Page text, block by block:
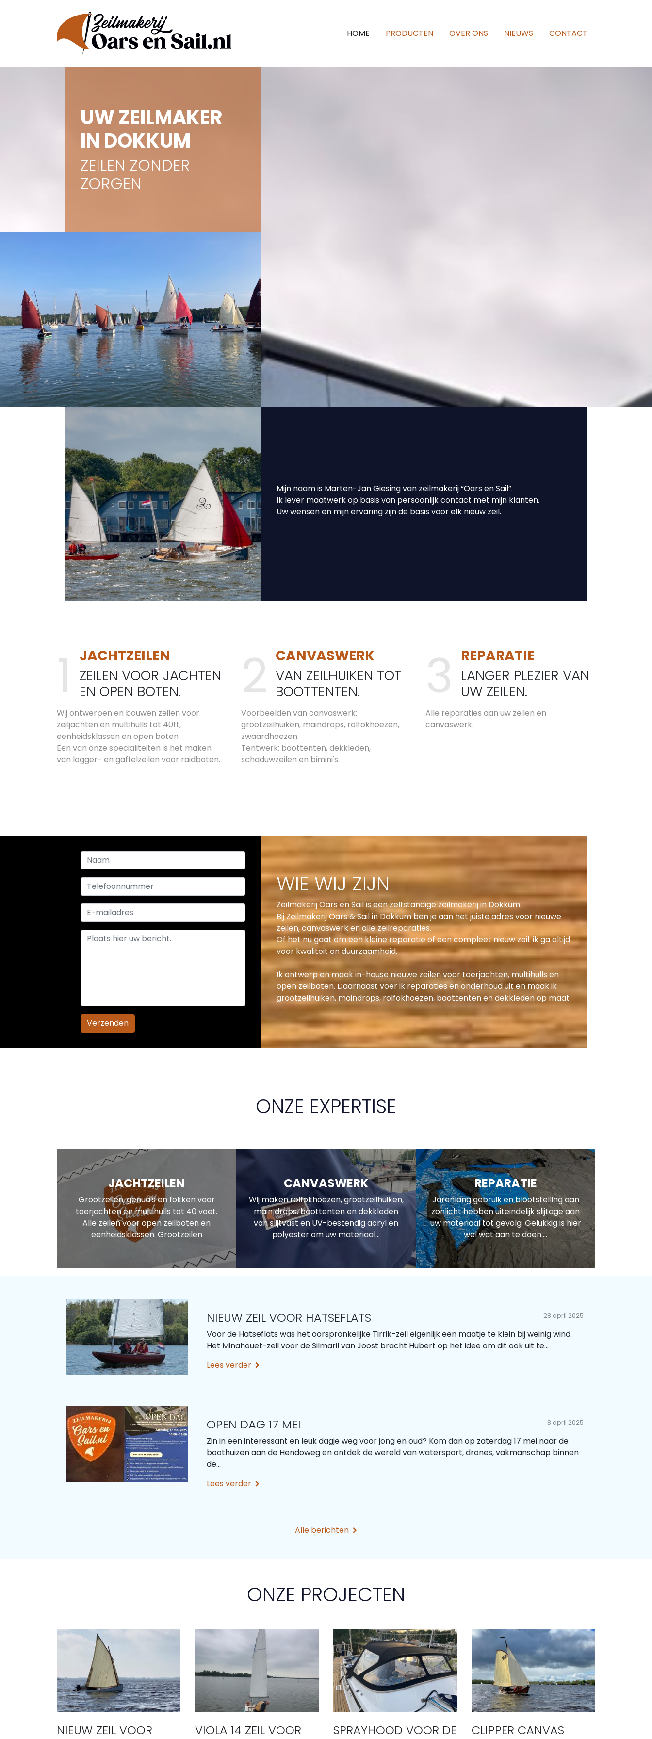
HOME PRODUCTEN OVER ONS NIEUWS CONTACT
UW ZEILMAKER
IN DOKKUM
ZEILEN ZONDER
ZORGEN
Mijn naam is Marten-Jan Giesing van zeilmakerij “Oars en Sail”.
Ik lever maatwerk op basis van persoonlijk contact met mijn klanten.
Uw wensen en mijn ervaring zijn de basis voor elk nieuw zeil.
JACHTZEILEN
ZEILEN VOOR JACHTEN
EN OPEN BOTEN.
Wij ontwerpen en bouwen zeilen voor
zeiljachten en multihulls tot 40ft,
eenheidsklassen en open boten.
Een van onze specialiteiten is het maken
van logger- en gaffelzeilen voor raidboten.
CANVASWERK
VAN ZEILHUIKEN TOT
BOOTTENTEN.
Voorbeelden van canvaswerk:
grootzeilhuiken, maindrops, rolfokhoezen,
zwaardhoezen.
Tentwerk: boottenten, dekkleden,
schaduwzeilen en bimini's.
REPARATIE
LANGER PLEZIER VAN
UW ZEILEN.
Alle reparaties aan uw zeilen en
canvaswerk.
WIE WIJ ZIJN
Zeilmakerij Oars en Sail is een zelfstandige zeilmakerij in Dokkum.
Bij Zeilmakerij Oars & Sail in Dokkum ben je aan het juiste adres voor nieuwe
zeilen, canvaswerk en alle zeilreparaties.
Of het nu gaat om een kleine reparatie of een compleet nieuw zeil: ik ga altijd
voor kwaliteit en duurzaamheid.
Ik ontwerp en maak in-house nieuwe zeilen voor toerjachten, multihulls en
open zeilboten. Daarnaast voer ik reparaties en onderhoud uit en maak ik
grootzeilhuiken, maindrops, rolfokhoezen, boottenten en dekkleden op maat.
ONZE EXPERTISE
JACHTZEILEN
Grootzeilen, genua's en fokken voor
toerjachten en multihulls tot 40 voet.
Alle zeilen voor open zeilboten en
eenheidsklassen. Grootzeilen
CANVASWERK
Wij maken rolfokhoezen, grootzeilhuiken,
main drops, boottenten en dekkleden
van slijtvast en UV-bestendig acryl en
polyester om uw materiaal...
REPARATIE
Jarenlang gebruik en blootstelling aan
zonlicht hebben uiteindelijk slijtage aan
uw materiaal tot gevolg. Gelukkig is hier
wel wat aan te doen....
NIEUW ZEIL VOOR HATSEFLATS 28 april 2025
Voor de Hatseflats was het oorspronkelijke Tirrik-zeil eigenlijk een maatje te klein bij weinig wind.
Het Minahouet-zeil voor de Silmaril van Joost bracht Hubert op het idee om dit ook uit te...
Lees verder
OPEN DAG 17 MEI 8 april 2025
Zin in een interessant en leuk dagje weg voor jong en oud? Kom dan op zaterdag 17 mei naar de
boothuizen aan de Hendoweg en ontdek de wereld van watersport, drones, vakmanschap binnen
de...
Lees verder
Alle berichten
ONZE PROJECTEN
NIEUW ZEIL VOOR
VIOLA 14 ZEIL VOOR
SPRAYHOOD VOOR DE
CLIPPER CANVAS